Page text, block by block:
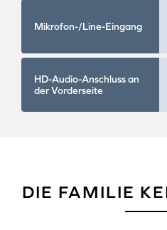
Mikrofon-/Line-Eingang
HD-Audio-Anschluss an
der Vorderseite
DIE FAMILIE